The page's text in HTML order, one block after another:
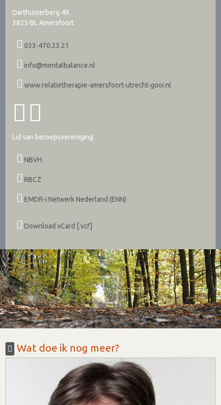
Darthuizerberg 49
3825 BL Amersfoort
033-470.23.21
info@mentalbalance.nl
www.relatietherapie-amersfoort-utrecht-gooi.nl
Lid van beroepsvereniging
NBVH
RBCZ
EMDR-i Netwerk Nederland (ENN)
Download vCard [.vcf]
Wat doe ik nog meer?